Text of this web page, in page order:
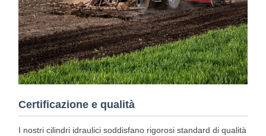
Certificazione e qualità
I nostri cilindri idraulici soddisfano rigorosi standard di qualità